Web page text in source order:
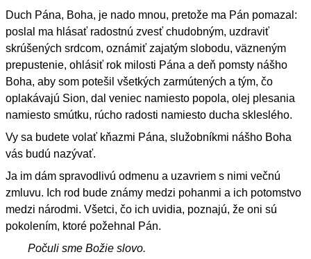
Duch Pána, Boha, je nado mnou, pretože ma Pán pomazal:
poslal ma hlásať radostnú zvesť chudobným, uzdraviť
skrúšených srdcom, oznámiť zajatým slobodu, väzneným
prepustenie, ohlásiť rok milosti Pána a deň pomsty nášho
Boha, aby som potešil všetkých zarmútených a tým, čo
oplakávajú Sion, dal veniec namiesto popola, olej plesania
namiesto smútku, rúcho radosti namiesto ducha skleslého.
Vy sa budete volať kňazmi Pána, služobníkmi nášho Boha
vás budú nazývať.
Ja im dám spravodlivú odmenu a uzavriem s nimi večnú
zmluvu. Ich rod bude známy medzi pohanmi a ich potomstvo
medzi národmi. Všetci, čo ich uvidia, poznajú, že oni sú
pokolením, ktoré požehnal Pán.
Počuli sme Božie slovo.